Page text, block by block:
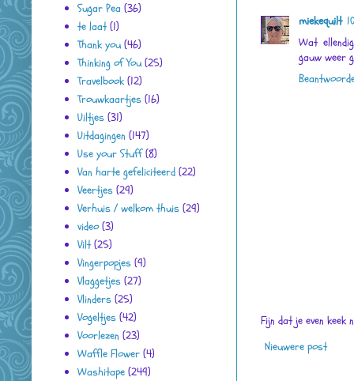
miekequilt
Wat
gauw weer
Fijn dat je even
Nieuwere post
Sugar Pea (36)
te laat (1)
Thank you (46)
Thinking of You (25)
Travelbook (12)
Trouwkaartjes (16)
Uiltjes (31)
Uitdagingen (147)
Use your Stuff (8)
Van harte gefeliciteerd (22)
Veertjes (29)
Verhuis / welkom thuis (29)
video (3)
Vilt (25)
Vingerpopjes (9)
Vlaggetjes (27)
Vlinders (25)
Vogeltjes (42)
Voorlezen (23)
Waffle Flower (4)
Washitape (249)